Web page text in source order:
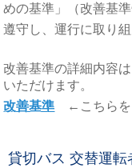
めの基準」（改善基
遵守し、運行に取り
改善基準の詳細内容
いただけます。
改善基準 ←こちらを
貸切バス 交替運転